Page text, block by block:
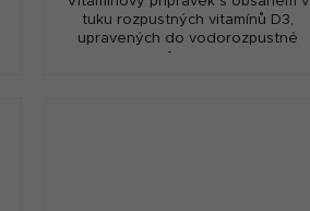
tuku rozpustných vitamínů D3,
upravených do vodorozpustné
formy.